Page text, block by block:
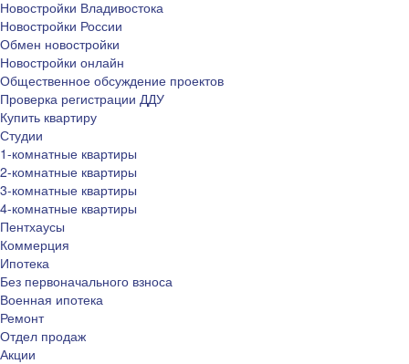
Новостройки Владивостока
Новостройки России
Обмен новостройки
Новостройки онлайн
Общественное обсуждение проектов
Проверка регистрации ДДУ
Купить квартиру
Студии
1-комнатные квартиры
2-комнатные квартиры
3-комнатные квартиры
4-комнатные квартиры
Пентхаусы
Коммерция
Ипотека
Без первоначального взноса
Военная ипотека
Ремонт
Отдел продаж
Акции